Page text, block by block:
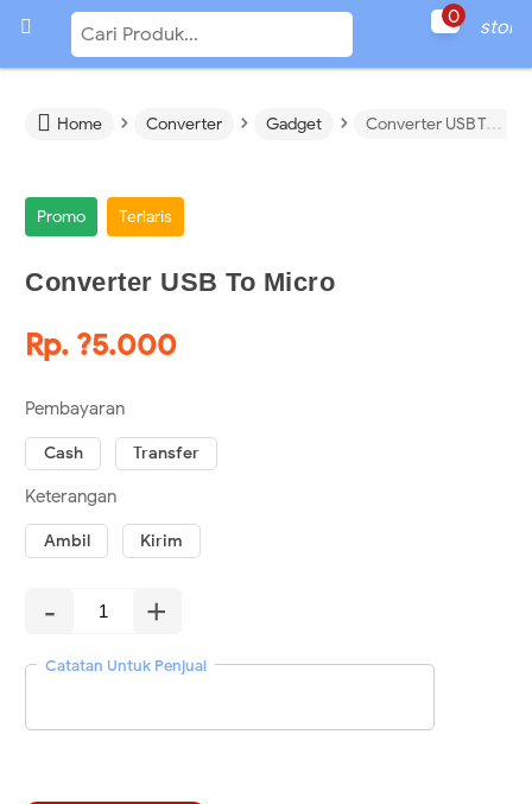
 store
0
 Home › Converter › Gadget › Converter USB To Micro
Promo Terlaris
Converter USB To Micro
Rp. ?5.000
Pembayaran
Cash Transfer
Keterangan
Ambil Kirim
- +
Catatan Untuk Penjual